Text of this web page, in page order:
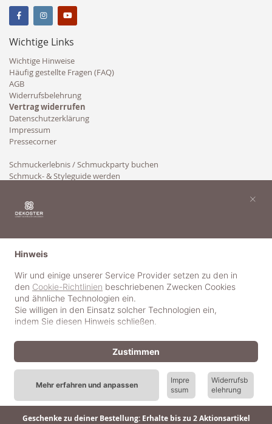
Geschenke zu deiner Bestellung: Erhalte bis zu 2 Aktionsartikel
Wichtige Links
Wichtige Hinweise
Häufig gestellte Fragen (FAQ)
AGB
Widerrufsbelehrung
Vertrag widerrufen
Datenschutzerklärung
Impressum
Pressecorner
Schmuckerlebnis / Schmuckparty buchen
Schmuck- & Styleguide werden
© 2018-2025 dekoster GmbH
Hinweis
Wir und einige unserer Service Provider setzen zu den in
den Cookie-Richtlinien beschriebenen Zwecken Cookies
und ähnliche Technologien ein.
Sie willigen in den Einsatz solcher Technologien ein,
indem Sie diesen Hinweis schließen.
Mehr erfahren und anpassen
Impre
ssum
Widerrufsb
elehrung
Zustimmen
×